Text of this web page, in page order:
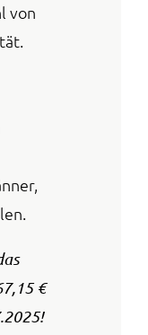
von
€